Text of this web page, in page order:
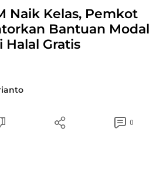
Naik Kelas, Pemkot
Bantuan Modal
Gratis
0